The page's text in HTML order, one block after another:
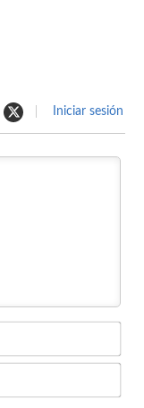
Iniciar sesión